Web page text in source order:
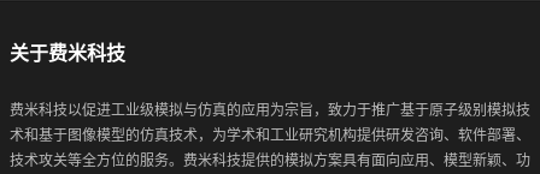
关于费米科技
费米科技以促进工业级模拟与仿真的应用为宗旨，致力于推广基于原子级别模拟技
术和基于图像模型的仿真技术，为学术和工业研究机构提供研发咨询、软件部署、
技术攻关等全方位的服务。费米科技提供的模拟方案具有面向应用、模型新颖、功